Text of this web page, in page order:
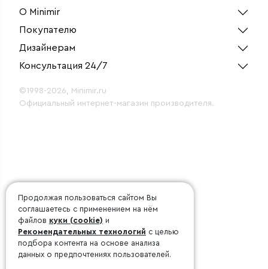
О Minimir
Покупателю
Дизайнерам
Консультация 24/7
©1998-2026, Minimir.ru
Официальный интернет-магазин производителя.
Продолжая пользоваться сайтом Вы
соглашаетесь с применением на нём
файлов куки (cookie) и
Рекомендательных технологий с целью
подбора контента на основе анализа
данных о предпочтениях пользователей.